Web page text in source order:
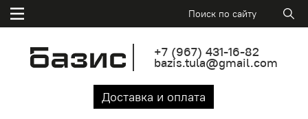
+7 (967) 431-16-82
bazis.tula@gmail.com
Доставка и оплата